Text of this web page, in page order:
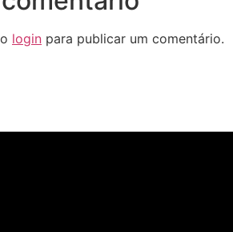
login para publicar um comentário.